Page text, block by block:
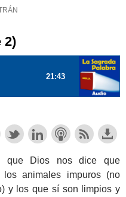
2)
que Dios nos dice que
los animales impuros (no
y los que sí son limpios y